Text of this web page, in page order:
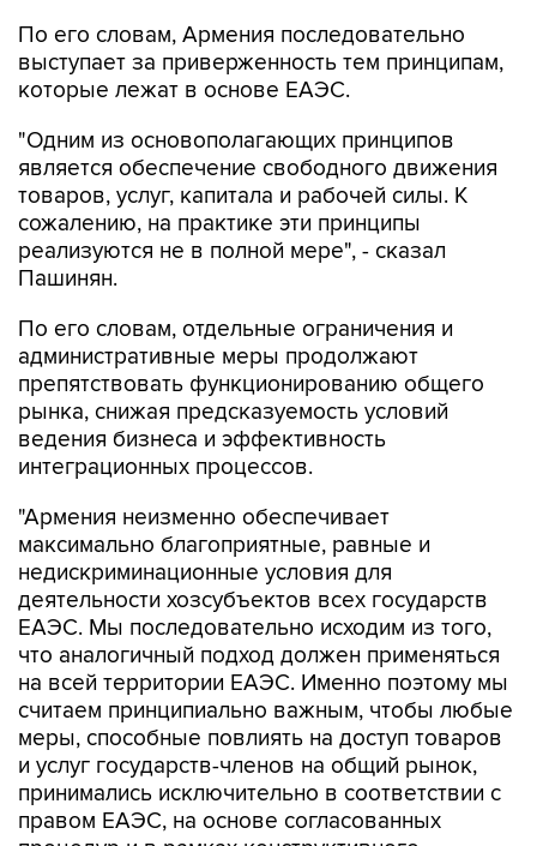
По его словам, Армения последовательно
выступает за приверженность тем принципам,
которые лежат в основе ЕАЭС.
"Одним из основополагающих принципов
является обеспечение свободного движения
товаров, услуг, капитала и рабочей силы. К
сожалению, на практике эти принципы
реализуются не в полной мере", - сказал
Пашинян.
По его словам, отдельные ограничения и
административные меры продолжают
препятствовать функционированию общего
рынка, снижая предсказуемость условий
ведения бизнеса и эффективность
интеграционных процессов.
"Армения неизменно обеспечивает
максимально благоприятные, равные и
недискриминационные условия для
деятельности хозсубъектов всех государств
ЕАЭС. Мы последовательно исходим из того,
что аналогичный подход должен применяться
на всей территории ЕАЭС. Именно поэтому мы
считаем принципиально важным, чтобы любые
меры, способные повлиять на доступ товаров
и услуг государств-членов на общий рынок,
принимались исключительно в соответствии с
правом ЕАЭС, на основе согласованных